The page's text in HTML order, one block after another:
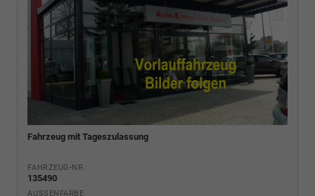
Fahrzeug mit Tageszulassung
FAHRZEUG-NR.
135490
AUSSENFARBE